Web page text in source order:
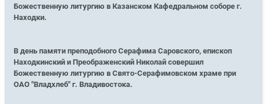
Божественную литургию в Казанском Кафедральном соборе г.
Находки.
В день памяти преподобного Серафима Саровского, епископ
Находкинский и Преображенский Николай совершил
Божественную литургию в Свято-Серафимовском храме при
ОАО "Владхлеб" г. Владивостока.